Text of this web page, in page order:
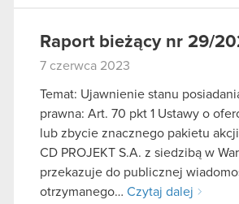
Raport bieżący nr 29/
7 czerwca 2023
Temat: Ujawnienie stanu
prawna: Art. 70 pkt 1 Ustawy o
lub zbycie znacznego pakietu
CD PROJEKT S.A. z siedzibą w
przekazuje do publicznej
otrzymanego… Czytaj dalej